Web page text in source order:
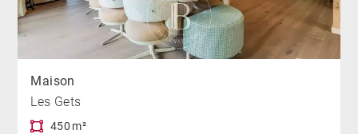
Maison
Les Gets
450 m²